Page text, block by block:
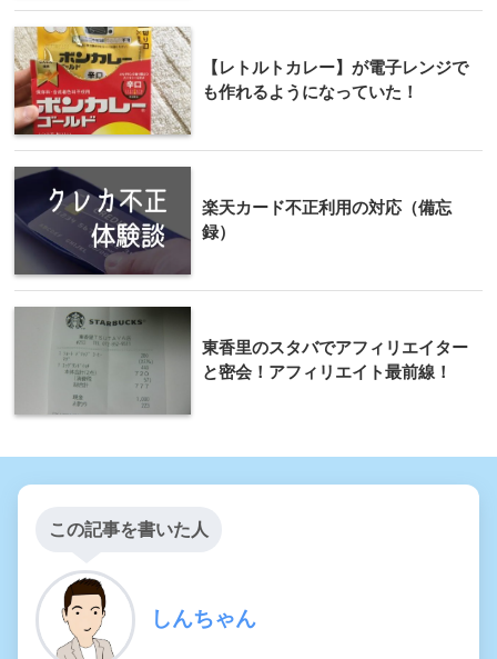
【レトルトカレー】が電子レンジで
も作れるようになっていた！
楽天カード不正利用の対応（備忘
録）
東香里のスタバでアフィリエイター
と密会！アフィリエイト最前線！
この記事を書いた人
しんちゃん